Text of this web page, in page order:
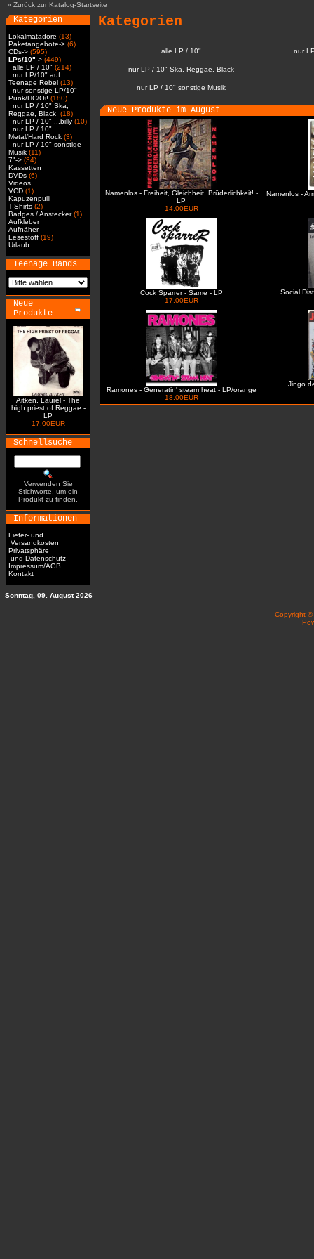
» Zurück zur Katalog-Startseite
Kategorien
Lokalmatadore (13)
Paketangebote-> (6)
CDs-> (595)
LPs/10"-> (449)
alle LP / 10" (214)
nur LP/10" auf
Teenage Rebel (13)
nur sonstige LP/10"
Punk/HC/Oi! (180)
nur LP / 10" Ska,
Reggae, Black (18)
nur LP / 10" ...billy (10)
nur LP / 10"
Metal/Hard Rock (3)
nur LP / 10" sonstige
Musik (11)
7"-> (34)
Kassetten
DVDs (6)
Videos
VCD (1)
Kapuzenpulli
T-Shirts (2)
Badges / Anstecker(1)
Aufkleber
Aufnäher
Lesestoff (19)
Urlaub
Teenage Bands
Neue
Produkte
Aitken, Laurel - The
high priest of Reggae -
LP
17.00EUR
Schnellsuche
Verwenden Sie
Stichworte, um ein
Produkt zu finden.
Informationen
Liefer- und
Versandkosten
Privatsphäre
und Datenschutz
Impressum/AGB
Kontakt
Kategorien
alle LP / 10" nur
nur LP / 10" Ska, Reggae, Black
nur LP / 10" sonstige Musik
Neue Produkte im August
Namenlos - Freiheit, Gleichheit, Brüderlichkeit! -
LP
14.00EUR
Namenlos -
Cock Sparrer - Same - LP
17.00EUR
Social
Ramones - Generatin' steam heat - LP/orange
18.00EUR
Jingo
Sonntag, 09. August 2026
Copyright